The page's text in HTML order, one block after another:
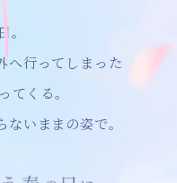
。
へ行ってしまった
てくる。
いままの姿で。